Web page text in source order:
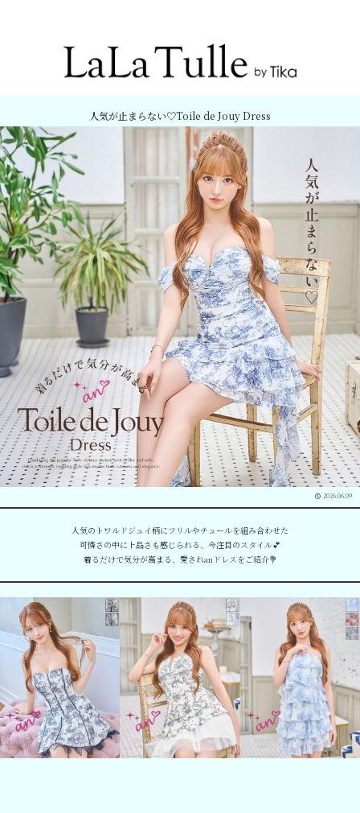
人気が止まらない♡Toile de Jouy Dress
2026.06.09
人気のトワルドジュイ柄にフリルやチュールを組み合わせた
可憐さの中に上品さも感じられる、今注目のスタイル💕
着るだけで気分が高まる、愛されanドレスをご紹介💐